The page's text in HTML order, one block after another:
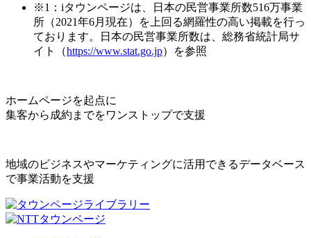
※1：iタウンページは、日本の民営事業所数516万事業
所（2021年6月現在）を上回る網羅性の高い掲載を行っ
ております。日本の民営事業所数は、総務省統計局サ
イト（https://www.stat.go.jp）を参照
ホームページを起点に
集客から成約までをワンストップで支援
地域のビジネスやマーケティングに活用できるデータベース
で事業活動を支援